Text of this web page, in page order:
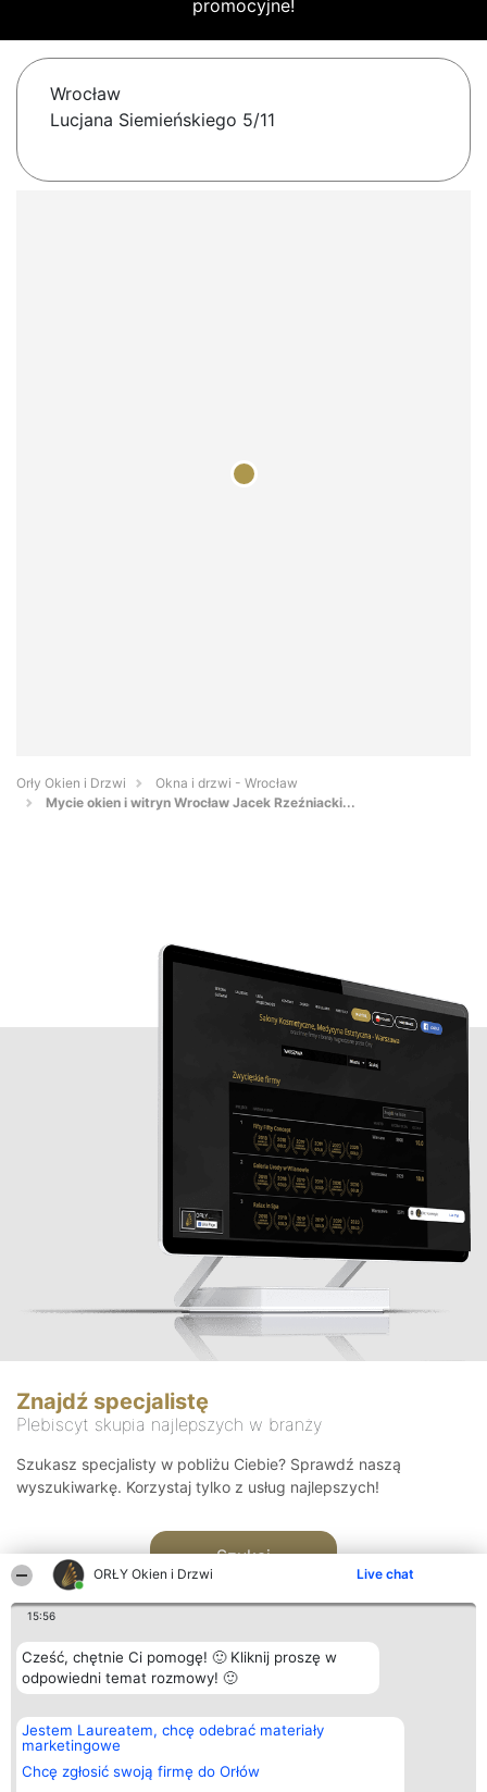
ORŁY Okien i Drzwi Live chat
15:56
Cześć, chętnie Ci pomogę! 🙂 Kliknij proszę w
odpowiedni temat rozmowy! 🙂
Jestem Laureatem, chcę odebrać materiały
marketingowe
Chcę zgłosić swoją firmę do Orłów
promocyjne!
Wrocław
Lucjana Siemieńskiego 5/11
Orły Okien i Drzwi
Okna i drzwi - Wrocław
Mycie okien i witryn Wrocław Jacek Rzeźniacki...
Znajdź specjalistę
Plebiscyt skupia najlepszych w branży
Szukasz specjalisty w pobliżu Ciebie? Sprawdź naszą
wyszukiwarkę. Korzystaj tylko z usług najlepszych!
Szukaj
Organizator plebiscytu
Bright Side Solutions sp. z o.
o. sp. k.
ul. Ruska 22
Wrocław 50-079
Plebiscyt
Laureaci
wszystkich
Laureatów
Kontakt
Kontakt